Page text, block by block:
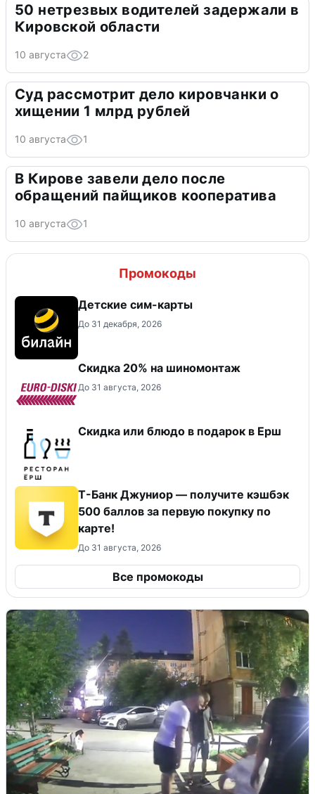
50 нетрезвых водителей задержали в
Кировской области
10 августа 2
Суд рассмотрит дело кировчанки о
хищении 1 млрд рублей
10 августа 1
В Кирове завели дело после
обращений пайщиков кооператива
10 августа 1
Промокоды
Детские сим-карты
До 31 декабря, 2026
Скидка 20% на шиномонтаж
До 31 августа, 2026
Скидка или блюдо в подарок в Ерш
Т-Банк Джуниор — получите кэшбэк
500 баллов за первую покупку по
карте!
До 31 августа, 2026
Все промокоды